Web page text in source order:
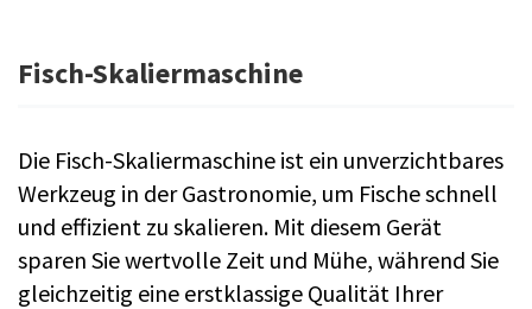
Fisch-Skaliermaschine
Die Fisch-Skaliermaschine ist ein unverzichtbares
Werkzeug in der Gastronomie, um Fische schnell
und effizient zu skalieren. Mit diesem Gerät
sparen Sie wertvolle Zeit und Mühe, während Sie
gleichzeitig eine erstklassige Qualität Ihrer